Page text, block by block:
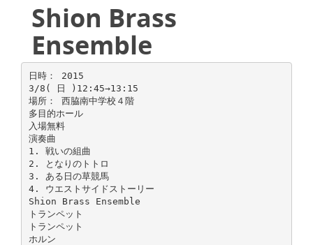
Shion Brass
Ensemble
日時： 2015
3/8( 日 )12:45→13:15
場所： 西脇南中学校４階
多目的ホール
入場無料
演奏曲
1. 戦いの組曲
2. となりのトトロ
3. ある日の草競馬
4. ウエストサイドストーリー
Shion Brass Ensemble
トランペット
トランペット
ホルン